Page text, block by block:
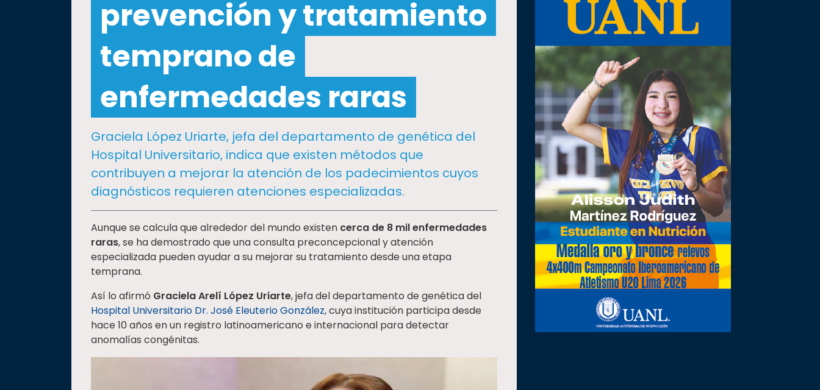
prevención y tratamiento
temprano de
enfermedades raras
Graciela López Uriarte, jefa del departamento de genética del
Hospital Universitario, indica que existen métodos que
contribuyen a mejorar la atención de los padecimientos cuyos
diagnósticos requieren atenciones especializadas.
Aunque se calcula que alrededor del mundo existen cerca de 8 mil enfermedades
raras, se ha demostrado que una consulta preconcepcional y atención
especializada pueden ayudar a su mejorar su tratamiento desde una etapa
temprana.
Así lo afirmó Graciela Arelí López Uriarte, jefa del departamento de genética del
Hospital Universitario Dr. José Eleuterio González, cuya institución participa desde
hace 10 años en un registro latinoamericano e internacional para detectar
anomalías congénitas.